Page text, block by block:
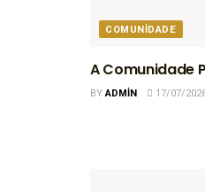
COMUNIDADE
A Comunidade
BYADMIN 17/07/